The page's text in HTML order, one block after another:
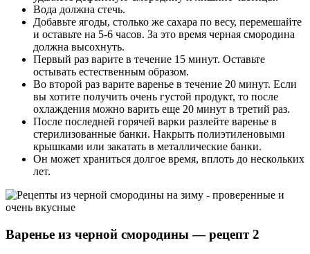
Вода должна стечь.
Добавьте ягоды, столько же сахара по весу, перемешайте
и оставьте на 5-6 часов. За это время черная смородина
должна высохнуть.
Первый раз варите в течение 15 минут. Оставьте
остывать естественным образом.
Во второй раз варите варенье в течение 20 минут. Если
вы хотите получить очень густой продукт, то после
охлаждения можно варить еще 20 минут в третий раз.
После последней горячей варки разлейте варенье в
стерилизованные банки. Накрыть полиэтиленовыми
крышками или закатать в металлические банки.
Он может храниться долгое время, вплоть до нескольких
лет.
Варенье из черной смородины — рецепт 2